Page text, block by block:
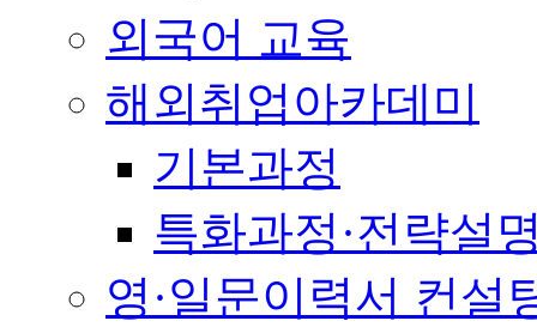
외국어 교육
해외취업아카데미
기본과정
특화과정·전략설
영·일문이력서 컨설